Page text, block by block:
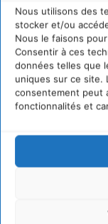
Nous utilisons des
stocker et/ou
Nous le faisons
Consentir à ces
données telles que
uniques sur ce site.
consentement peut
fonctionnalités et